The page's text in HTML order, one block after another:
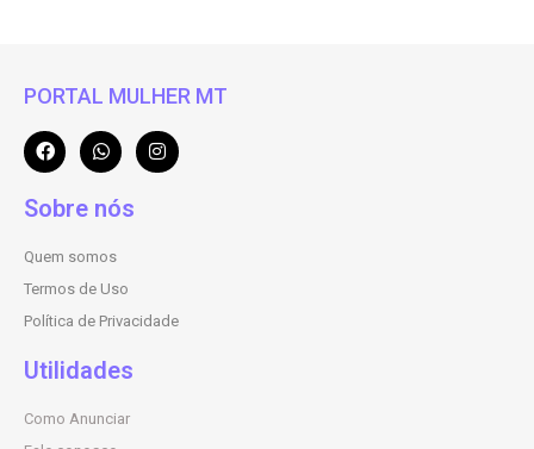
PORTAL MULHER MT
Sobre nós
Quem somos
Termos de Uso
Política de Privacidade
Utilidades
Como Anunciar